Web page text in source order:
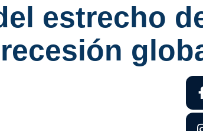
estrecho